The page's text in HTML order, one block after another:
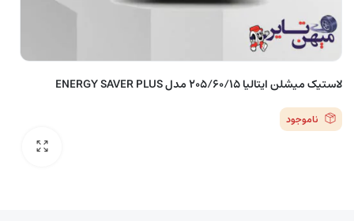
لاستیک میشلن ایتالیا 205/60/15 مدل ENERGY SAVER PLUS
ناموجود